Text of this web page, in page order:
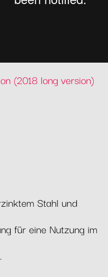
(2018 long version)
Stahl und
für eine Nutzung im